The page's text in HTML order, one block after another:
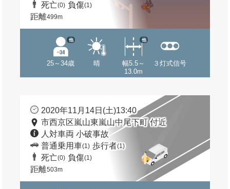
死亡(0) 負傷(1)
距離499m
25～34歳
他
晴
幅5.5～
13.0m
他
３灯式信号
2020年11月14日(土)13:40
市西京区嵐山東嵐山中尾下町 付近
人対車両 小破事故
普通乗用車(1) 歩行者(1)
死亡(0) 負傷(1)
距離503m